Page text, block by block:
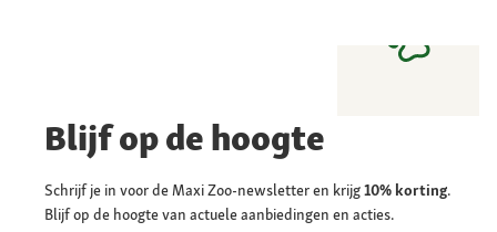
Blijf op de hoogte
Schrijf je in voor de Maxi Zoo-newsletter en krijg10% korting.
Blijf op de hoogte van actuele aanbiedingen en acties.